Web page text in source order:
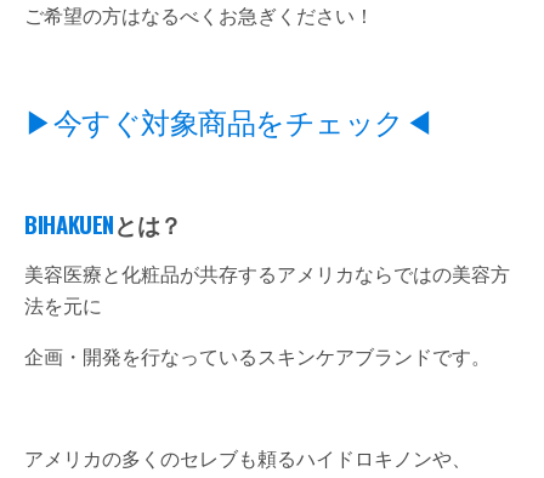
ご希望の方はなるべくお急ぎください！
▶今すぐ対象商品をチェック◀
BIHAKUENとは？
美容医療と化粧品が共存するアメリカならではの美容方
法を元に
企画・開発を行なっているスキンケアブランドです。
アメリカの多くのセレブも頼るハイドロキノンや、